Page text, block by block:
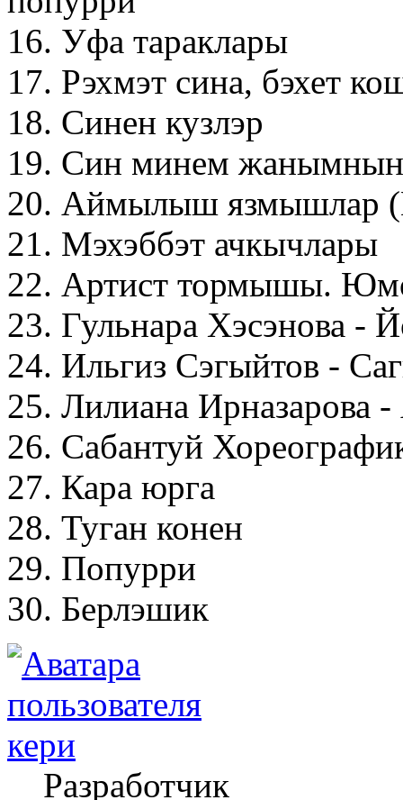
16. Уфа тараклары
17. Рэхмэт сина, бэхет
18. Синен кузлэр
19. Син минем
20. Аймылыш язмышлар
21. Мэхэббэт ачкычлары
22. Артист тормышы.
23. Гульнара Хэсэнова -
24. Ильгиз Сэгыйтов -
25. Лилиана Ирназарова
26. Сабантуй
27. Кара юрга
28. Туган конен
29. Попурри
30. Берлэшик
кери
Разработчик